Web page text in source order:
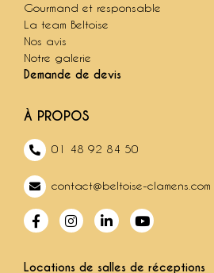
Gourmand et responsable
La team Beltoise
Nos avis
Notre galerie
Demande de devis
À PROPOS
01 48 92 84 50
contact@beltoise-clamens.com
Locations de salles de réceptions